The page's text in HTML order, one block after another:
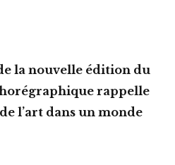
la nouvelle édition du
rappelle
l’art dans un monde